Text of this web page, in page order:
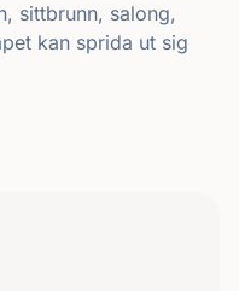
sittbrunn, salong,
kan sprida ut sig